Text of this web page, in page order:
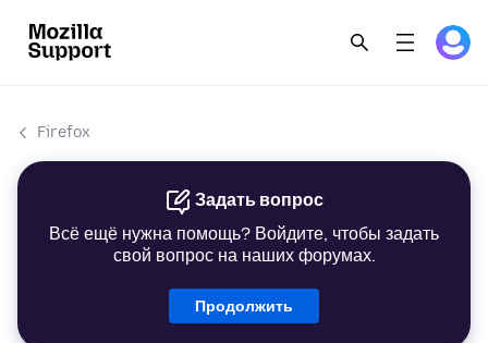
Firefox
Задать вопрос
Всё ещё нужна помощь? Войдите, чтобы задать
свой вопрос на наших форумах.
Продолжить